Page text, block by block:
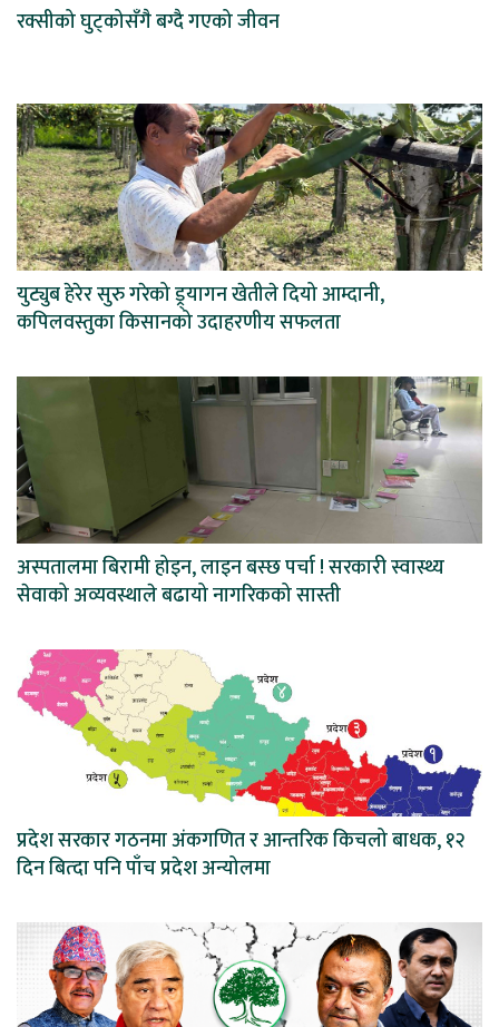
रक्सीको घुट्कोसँगै बग्दै गएको जीवन
युट्युब हेरेर सुरु गरेको ड्र्यागन खेतीले दियो आम्दानी,
कपिलवस्तुका किसानको उदाहरणीय सफलता
अस्पतालमा बिरामी होइन, लाइन बस्छ पर्चा ! सरकारी स्वास्थ्य
सेवाको अव्यवस्थाले बढायो नागरिकको सास्ती
प्रदेश सरकार गठनमा अंकगणित र आन्तरिक किचलो बाधक, १२
दिन बित्दा पनि पाँच प्रदेश अन्योलमा